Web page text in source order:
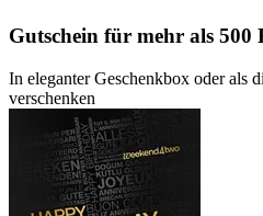
Gutschein für mehr als 500
In eleganter Geschenkbox oder als
verschenken